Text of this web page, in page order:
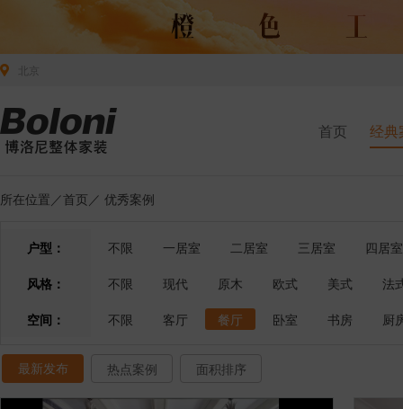
首页 经典
所在位置／首页 ／ 优秀案例
户型： 不限 一居室 二居室 三居室
四居室
风格：
不限 现代 原木 欧式 美式
法
空间：
不限 客厅 餐厅 卧室 书房 厨
最新发布 热点案例 面积排序